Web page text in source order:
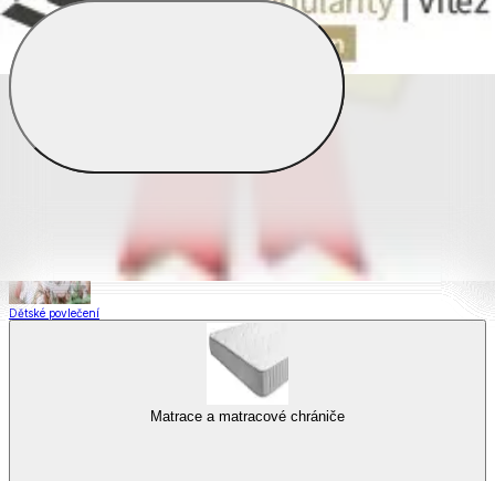
Saténové povlečení
Povlečení s fototiskem
Dětské povlečení
Matrace a matracové chrániče